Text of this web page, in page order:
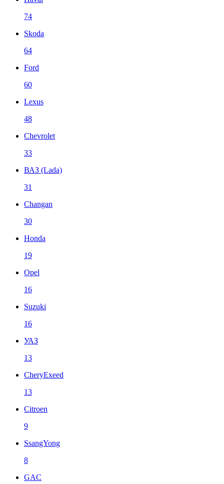
74
Skoda
64
Ford
60
Lexus
48
Chevrolet
33
ВАЗ (Lada)
31
Changan
30
Honda
19
Opel
16
Suzuki
16
УАЗ
13
CheryExeed
13
Citroen
9
SsangYong
8
GAC